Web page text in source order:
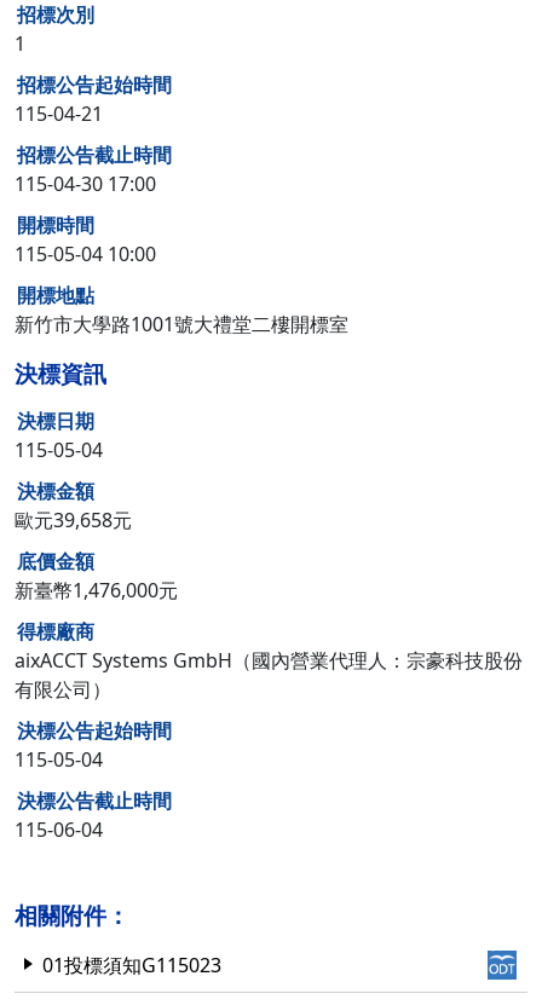
招標次別
1
招標公告起始時間
115-04-21
招標公告截止時間
115-04-30 17:00
開標時間
115-05-04 10:00
開標地點
新竹市大學路1001號大禮堂二樓開標室
決標資訊
決標日期
115-05-04
決標金額
歐元39,658元
底價金額
新臺幣1,476,000元
得標廠商
aixACCT Systems GmbH（國內營業代理人：宗豪科技股份
有限公司）
決標公告起始時間
115-05-04
決標公告截止時間
115-06-04
相關附件：
01投標須知G115023